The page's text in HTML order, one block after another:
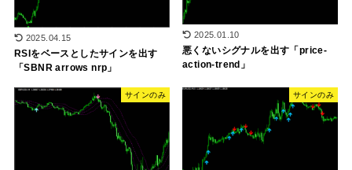
2025.04.15
RSIをベースとしたサインを出す
「SBNR arrows nrp」
2025.01.10
悪くないシグナルを出す「price-
action-trend」
サインのみ サインのみ